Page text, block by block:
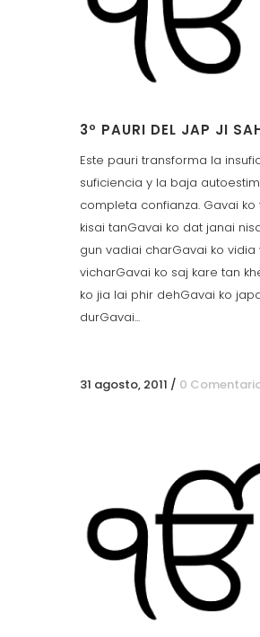
3º PAURI DEL JAP JI
Este pauri transforma la
suficiencia y la baja
completa confianza. Gavai ko
kisai tanGavai ko dat janai
gun vadiai charGavai ko vidia
vicharGavai ko saj kare tan
ko jia lai phir dehGavai ko
durGavai...
31 agosto, 2011 / 0